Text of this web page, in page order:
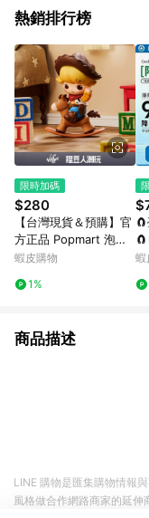
熱銷排行榜
限時加碼
$280
【台灣現貨＆預購】官
方正品 Popmart 泡泡
瑪特 DIMOO WORLD
公仔盲盒禮物
蝦皮購物
1%
盒
蝦
商品描述
LINE 購物是匯集購物情報
風格做合作網路商家的延伸